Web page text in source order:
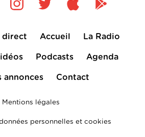
direct Accueil La Radio
Podcasts Agenda
annonces Contact
Mentions légales
personnelles et cookies